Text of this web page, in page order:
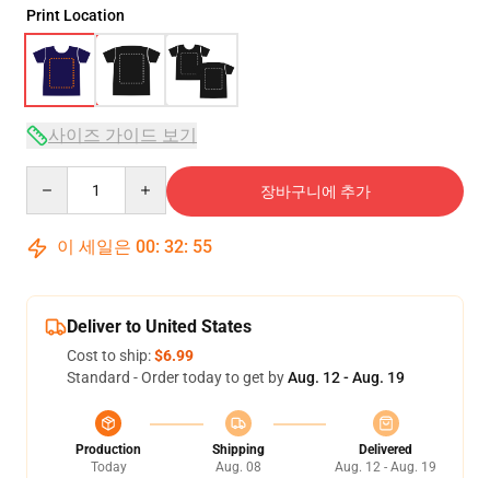
Print Location
사이즈 가이드 보기
장바구니에 추가
이 세일은 00: 32: 54
Deliver to United States
Cost to ship:$6.99
Standard - Order today to get byAug. 12 - Aug. 19
Production
Today
Shipping
Aug. 08
Delivered
Aug. 12 - Aug. 19